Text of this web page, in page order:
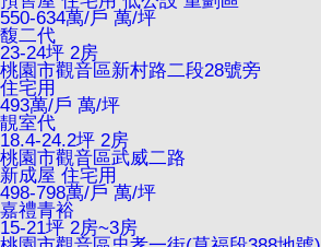
550-634萬/戶 萬/坪
馥二代
23-24坪 2房
桃園市觀音區新村路二段28號旁
住宅用
493萬/戶 萬/坪
靚室代
18.4-24.2坪 2房
桃園市觀音區武威二路
新成屋 住宅用
498-798萬/戶 萬/坪
嘉禮青裕
15-21坪 2房~3房